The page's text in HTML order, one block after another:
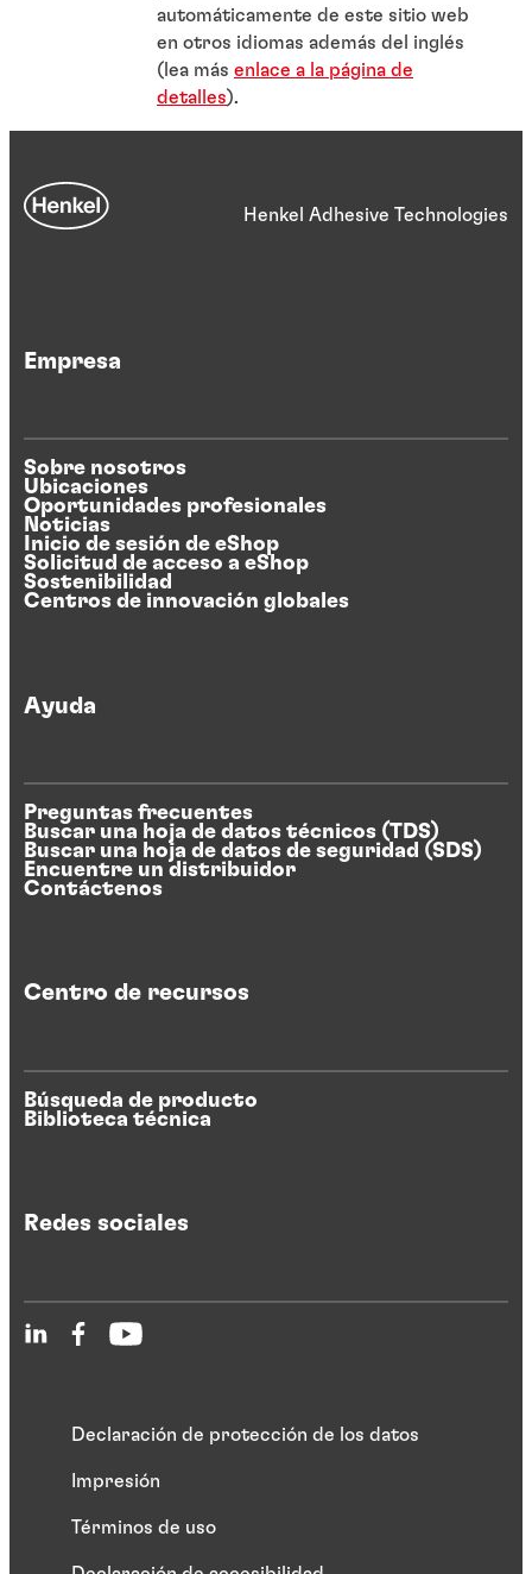
automáticamente de este sitio web
en otros idiomas además del inglés
(lea más enlace a la página de
detalles).
Henkel Adhesive Technologies
Empresa
Sobre nosotros
Ubicaciones
Oportunidades profesionales
Noticias
Inicio de sesión de eShop
Solicitud de acceso a eShop
Sostenibilidad
Centros de innovación globales
Ayuda
Preguntas frecuentes
Buscar una hoja de datos técnicos (TDS)
Buscar una hoja de datos de seguridad (SDS)
Encuentre un distribuidor
Contáctenos
Centro de recursos
Búsqueda de producto
Biblioteca técnica
Redes sociales
Declaración de protección de los datos
Impresión
Términos de uso